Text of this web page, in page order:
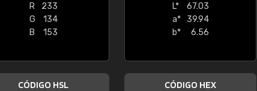
R
233
G
134
B
153
L*
67.03
a*
39.94
b*
6.56
CÓDIGO HSL CÓDIGO HEX